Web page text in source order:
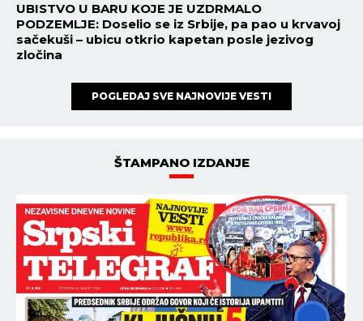
UBISTVO U BARU KOJE JE UZDRMALO
PODZEMLJE: Doselio se iz Srbije, pa pao u krvavoj
sačekuši – ubicu otkrio kapetan posle jezivog
zločina
POGLEDAJ SVE NAJNOVIJE VESTI
ŠTAMPANO IZDANJE